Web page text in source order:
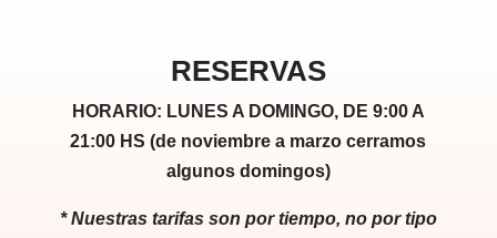
RESERVAS
HORARIO: LUNES A DOMINGO, DE 9:00 A
21:00 HS(de noviembre a marzo cerramos
algunos domingos)
* Nuestras tarifas son por tiempo, no por tipo